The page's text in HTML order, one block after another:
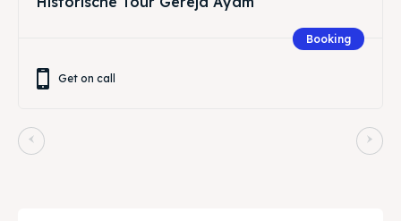
Booking
Get on call